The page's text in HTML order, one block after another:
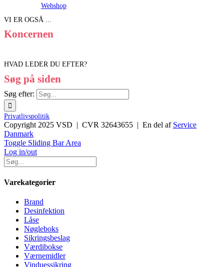
Webshop
VI ER OGSÅ ...
Koncernen
HVAD LEDER DU EFTER?
Søg på siden
Søg efter:
Privatlivspolitik
Copyright 2025 VSD | CVR 32643655 | En del af Service
Danmark
Toggle Sliding Bar Area
Log in/out
Varekategorier
Brand
Desinfektion
Låse
Nøgleboks
Sikringsbeslag
Værdibokse
Værnemidler
Vinduessikring